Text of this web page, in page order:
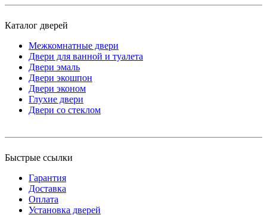
Каталог дверей
Межкомнатные двери
Двери для ванной и туалета
Двери эмаль
Двери экошпон
Двери эконом
Глухие двери
Двери со стеклом
Быстрые ссылки
Гарантия
Доставка
Оплата
Установка дверей